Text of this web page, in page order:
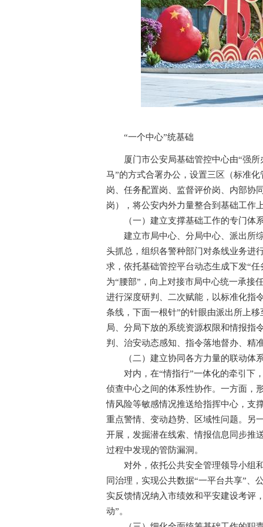
“一个中心”统基础
厦门市公安局基础管控中心由“强所
马”的方式合署办公，设置三区（标准
岗、任务配置岗、监督评价岗、内部协
岗），将公安内外力量整合到基础工作
（一）建立支撑基础工作的专门体
建立市局中心、分局中心、派出所综
头抓总，组织各警种部门对条线业务进
求，依托基础管控平台动态生成下发“
为“腰部”，向上对接市局中心统一承接
进行深度研判、二次赋能，以标准化指
条线，下面一根针”的针眼由派出所上
局、分局下放的系统资源权限和情报指
判、治安动态感知、指令落地督办、精
（二）建立协同各方力量的联动体
对内，在“情指行”一体化的牵引下，
侦查中心之间的体系性协作。一方面，
情风险等敏感情况推送给指挥中心，支
重点警情、变动趋势、区域性问题。另
开展，发掘潜在线索、情报信息同步推
过程中发现的管防漏洞。
对外，依托公共安全管理领导小组和
同治理，实现公共数据“一平台共享”、
实反馈情况纳入市绩效和平安建设考评
动”。